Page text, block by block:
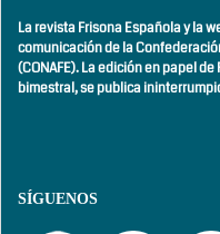
La revista Frisona Española y la
comunicación de la
(CONAFE). La edición en papel
bimestral,se publica
SÍGUENOS